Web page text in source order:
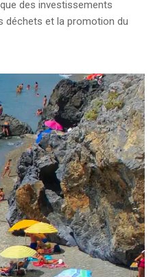
des investissements
déchets et la promotion du